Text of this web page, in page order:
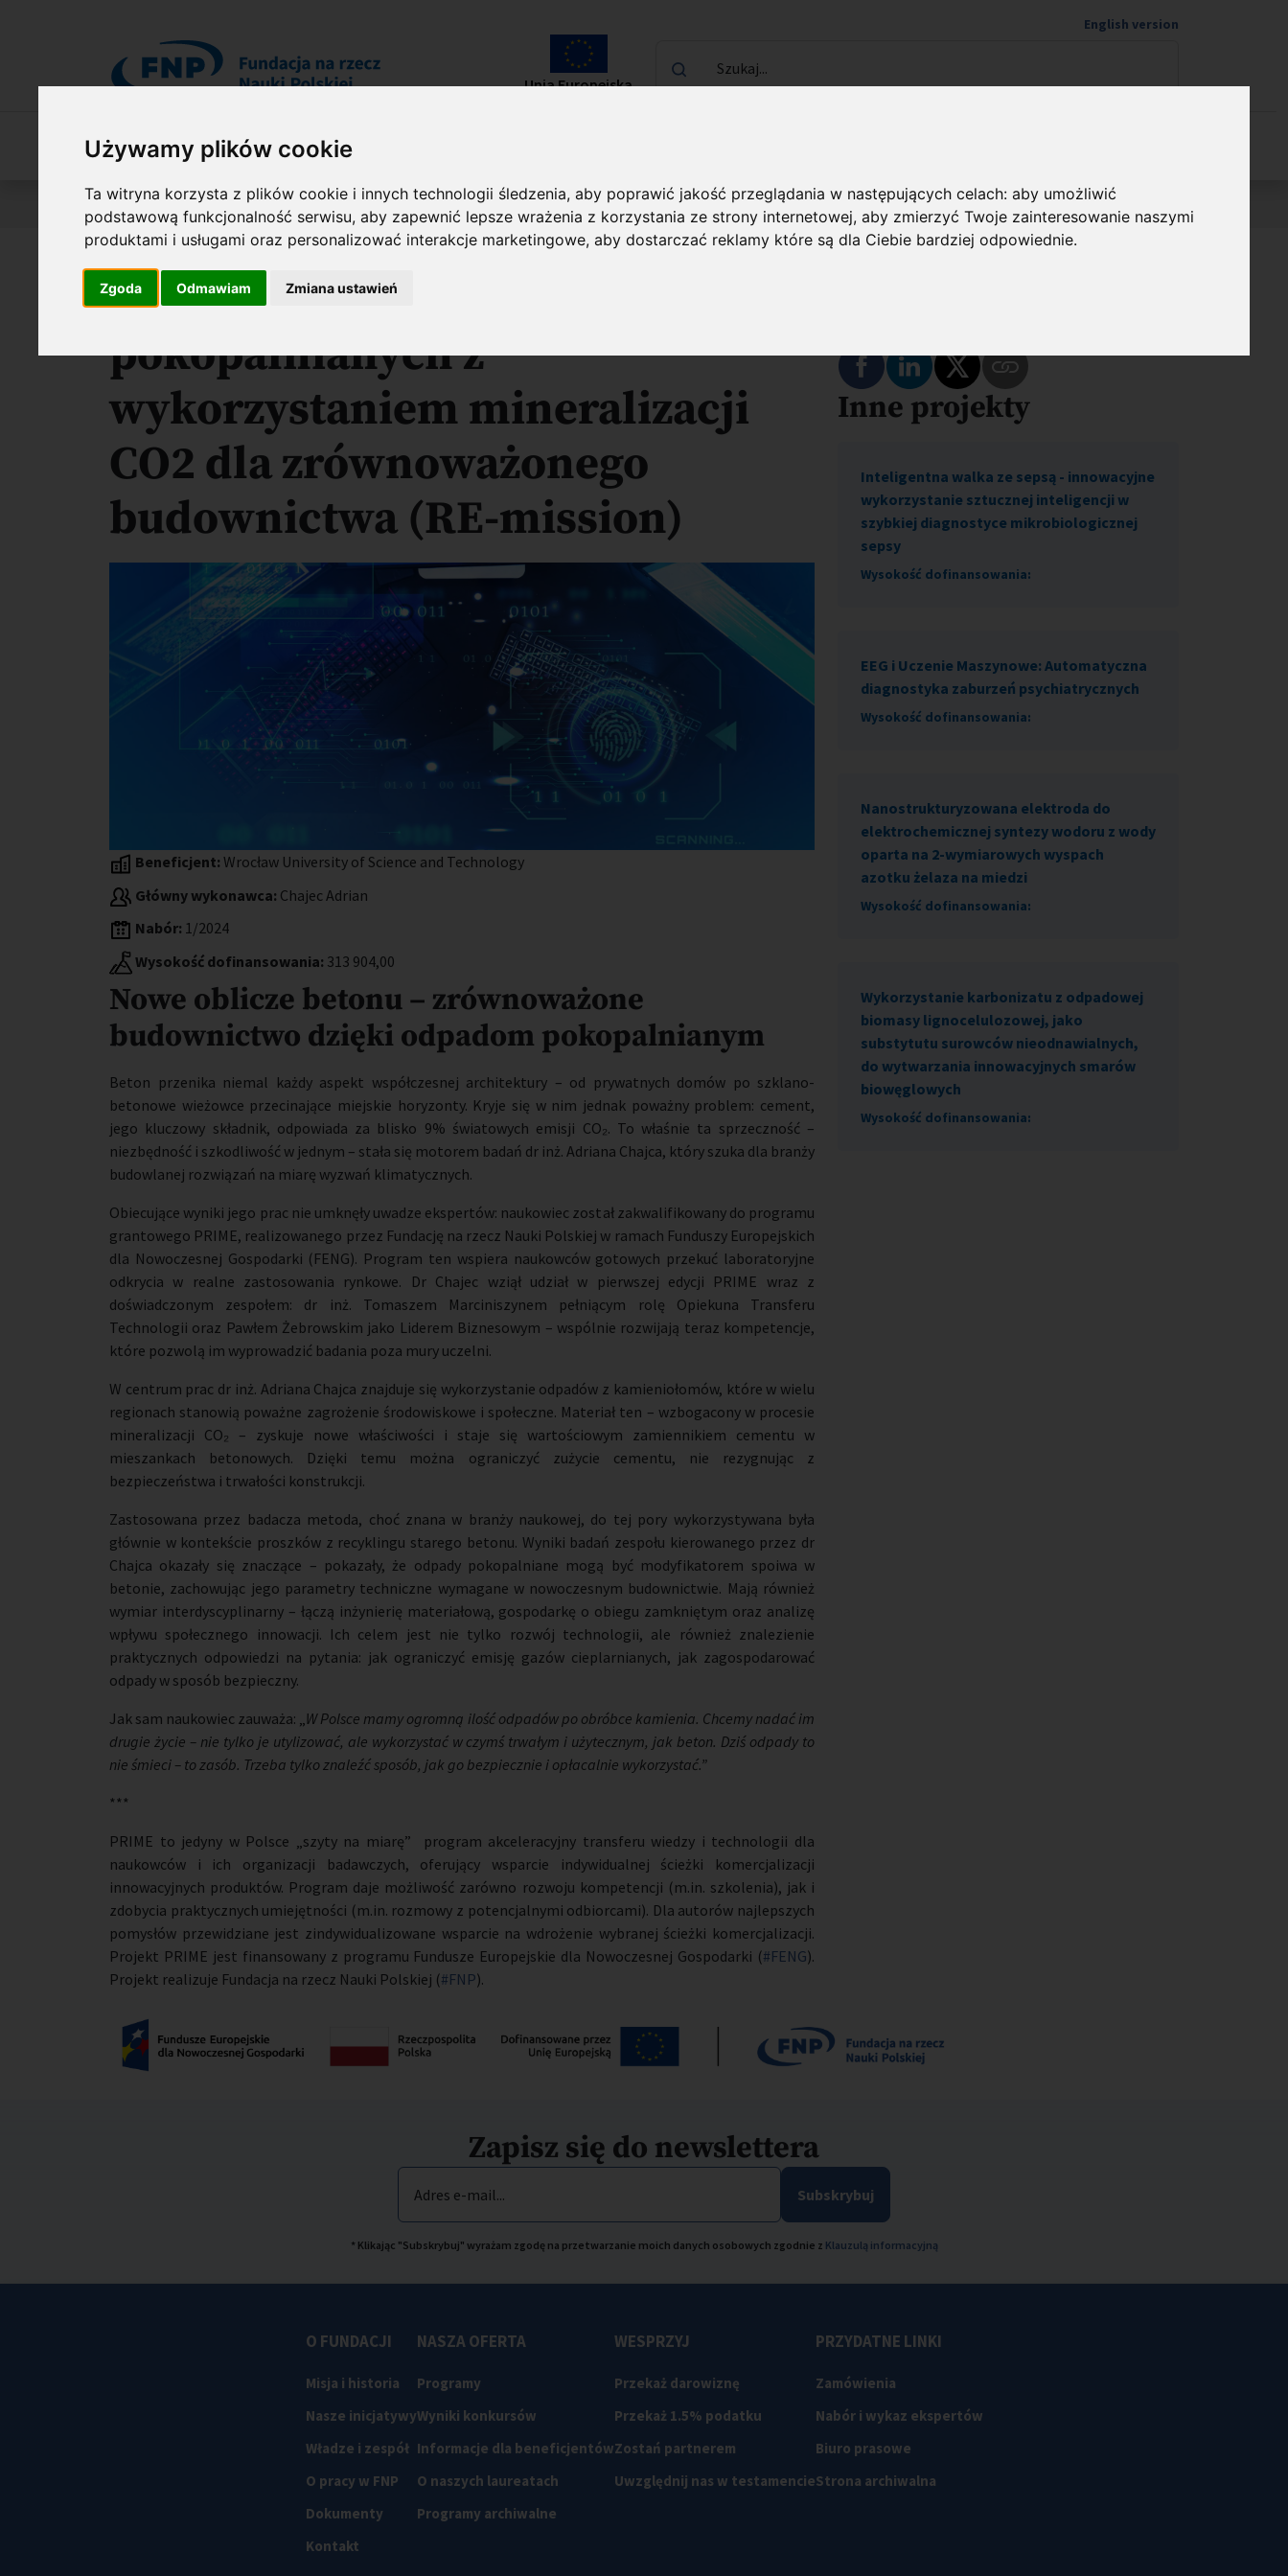
Używamy plików cookie
Ta witryna korzysta z plików cookie i innych technologii śledzenia, aby poprawić jakość przeglądania w następujących celach:aby umożliwić
podstawową funkcjonalność serwisu,aby zapewnić lepsze wrażenia z korzystania ze strony internetowej,aby zmierzyć Twoje zainteresowanie naszymi
produktami i usługami oraz personalizować interakcje marketingowe,aby dostarczać reklamy które są dla Ciebie bardziej odpowiednie.
Zgoda Odmawiam Zmiana ustawień
Unia Europejska
English version
Szukaj...
O Fundacji Nasza oferta
Jesteś tutaj:Wyniki konkursów Projekt PRIME – wsparcie komercjalizacji nauki O projekcie
Waloryzacja odpadów
pokopalnianych z
wykorzystaniem mineralizacji
CO2 dla zrównoważonego
budownictwa (RE-mission)
Beneficjent: Wrocław University of Science and Technology
Główny wykonawca: Chajec Adrian
Nabór: 1/2024
Wysokość dofinansowania: 313 904,00
Nowe oblicze betonu – zrównoważone
budownictwo dzięki odpadom pokopalnianym
Beton przenika niemal każdy aspekt współczesnej architektury – od prywatnych domów po szklano-
betonowe wieżowce przecinające miejskie horyzonty. Kryje się w nim jednak poważny problem: cement,
jego kluczowy składnik, odpowiada za blisko 9% światowych emisji CO₂. To właśnie ta sprzeczność –
niezbędność i szkodliwość w jednym – stała się motorem badań dr inż. Adriana Chajca, który szuka dla branży
budowlanej rozwiązań na miarę wyzwań klimatycznych.
Obiecujące wyniki jego prac nie umknęły uwadze ekspertów: naukowiec został zakwalifikowany do programu
grantowego PRIME, realizowanego przez Fundację na rzecz Nauki Polskiej w ramach Funduszy Europejskich
dla Nowoczesnej Gospodarki (FENG). Program ten wspiera naukowców gotowych przekuć laboratoryjne
odkrycia w realne zastosowania rynkowe. Dr Chajec wziął udział w pierwszej edycji PRIME wraz z
doświadczonym zespołem: dr inż. Tomaszem Marciniszynem pełniącym rolę Opiekuna Transferu
Technologii oraz Pawłem Żebrowskim jako Liderem Biznesowym – wspólnie rozwijają teraz kompetencje,
które pozwolą im wyprowadzić badania poza mury uczelni.
W centrum prac dr inż. Adriana Chajca znajduje się wykorzystanie odpadów z kamieniołomów, które w wielu
regionach stanowią poważne zagrożenie środowiskowe i społeczne. Materiał ten – wzbogacony w procesie
mineralizacji CO₂ – zyskuje nowe właściwości i staje się wartościowym zamiennikiem cementu w
mieszankach betonowych. Dzięki temu można ograniczyć zużycie cementu, nie rezygnując z
bezpieczeństwa i trwałości konstrukcji.
Zastosowana przez badacza metoda, choć znana w branży naukowej, do tej pory wykorzystywana była
głównie w kontekście proszków z recyklingu starego betonu. Wyniki badań zespołu kierowanego przez dr
Chajca okazały się znaczące – pokazały, że odpady pokopalniane mogą być modyfikatorem spoiwa w
betonie, zachowując jego parametry techniczne wymagane w nowoczesnym budownictwie. Mają również
wymiar interdyscyplinarny – łączą inżynierię materiałową, gospodarkę o obiegu zamkniętym oraz analizę
wpływu społecznego innowacji. Ich celem jest nie tylko rozwój technologii, ale również znalezienie
praktycznych odpowiedzi na pytania: jak ograniczyć emisję gazów cieplarnianych, jak zagospodarować
odpady w sposób bezpieczny.
Jak sam naukowiec zauważa: „W Polsce mamy ogromną ilość odpadów po obróbce kamienia. Chcemy nadać im
drugie życie – nie tylko je utylizować, ale wykorzystać w czymś trwałym i użytecznym, jak beton. Dziś odpady to
nie śmieci – to zasób. Trzeba tylko znaleźć sposób, jak go bezpiecznie i opłacalnie wykorzystać.”
***
PRIME to jedyny w Polsce „szyty na miarę”
program akceleracyjny transferu wiedzy i technologii dla
naukowców i ich organizacji badawczych, oferujący wsparcie indywidualnej ścieżki komercjalizacji
innowacyjnych produktów. Program daje możliwość zarówno rozwoju kompetencji (m.in. szkolenia), jak i
zdobycia praktycznych umiejętności (m.in. rozmowy z potencjalnymi odbiorcami). Dla autorów najlepszych
pomysłów przewidziane jest zindywidualizowane wsparcie na wdrożenie wybranej ścieżki komercjalizacji.
Projekt PRIME jest finansowany z programu Fundusze Europejskie dla Nowoczesnej Gospodarki (#FENG).
Projekt realizuje Fundacja na rzecz Nauki Polskiej (#FNP).
Podziel się na Facebooku
Podziel się na LinkedIn
Podziel się na Twitterze
Skopiuj link do tego programu
Inne projekty
Inteligentna walka ze sepsą - innowacyjne
wykorzystanie sztucznej inteligencji w
szybkiej diagnostyce mikrobiologicznej
sepsy
Wysokość dofinansowania:
EEG i Uczenie Maszynowe: Automatyczna
diagnostyka zaburzeń psychiatrycznych
Wysokość dofinansowania:
Nanostrukturyzowana elektroda do
elektrochemicznej syntezy wodoru z wody
oparta na 2-wymiarowych wyspach
azotku żelaza na miedzi
Wysokość dofinansowania:
Wykorzystanie karbonizatu z odpadowej
biomasy lignocelulozowej, jako
substytutu surowców nieodnawialnych,
do wytwarzania innowacyjnych smarów
biowęglowych
Wysokość dofinansowania:
Zapisz się do newslettera
Adres e-mail... Subskrybuj
* Klikając "Subskrybuj" wyrażam zgodę na przetwarzanie moich danych osobowych zgodnie z Klauzulą informacyjną
O FUNDACJI
Misja i historia
Nasze inicjatywy
Władze i zespół
O pracy w FNP
Dokumenty
Kontakt
NASZA OFERTA
Programy
Wyniki konkursów
Informacje dla beneficjentów
O naszych laureatach
Programy archiwalne
WESPRZYJ
Przekaż darowiznę
Przekaż 1.5% podatku
Zostań partnerem
Uwzględnij nas w testamencie
PRZYDATNE LINKI
Zamówienia
Nabór i wykaz ekspertów
Biuro prasowe
Strona archiwalna